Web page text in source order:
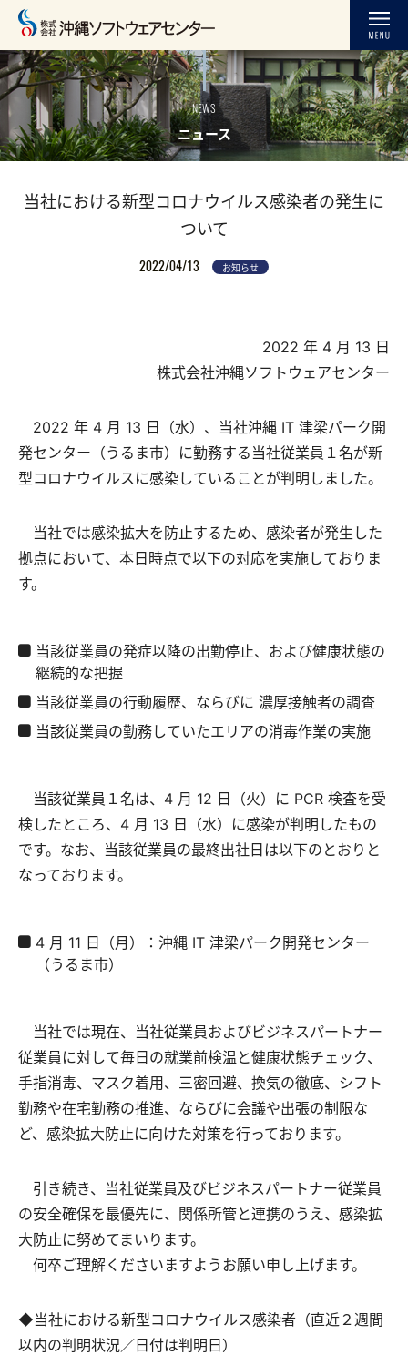
NEWS
ニュース
当社における新型コロナウイルス感染者の発生に
ついて
2022/04/13
お知らせ
2022 年 4 月 13 日
株式会社沖縄ソフトウェアセンター
2022 年 4 月 13 日（水）、当社沖縄 IT 津梁パーク開
発センター（うるま市）に勤務する当社従業員１名が新
型コロナウイルスに感染していることが判明しました。
当社では感染拡大を防止するため、感染者が発生した
拠点において、本日時点で以下の対応を実施しておりま
す。
当該従業員の発症以降の出勤停止、および健康状態の
継続的な把握
当該従業員の行動履歴、ならびに 濃厚接触者の調査
当該従業員の勤務していたエリアの消毒作業の実施
当該従業員１名は、4 月 12 日（火）に PCR 検査を受
検したところ、4 月 13 日（水）に感染が判明したもの
です。なお、当該従業員の最終出社日は以下のとおりと
なっております。
4 月 11 日（月）：沖縄 IT 津梁パーク開発センター
（うるま市）
当社では現在、当社従業員およびビジネスパートナー
従業員に対して毎日の就業前検温と健康状態チェック、
手指消毒、マスク着用、三密回避、換気の徹底、シフト
勤務や在宅勤務の推進、ならびに会議や出張の制限な
ど、感染拡大防止に向けた対策を行っております。
引き続き、当社従業員及びビジネスパートナー従業員
の安全確保を最優先に、関係所管と連携のうえ、感染拡
大防止に努めてまいります。
何卒ご理解くださいますようお願い申し上げます。
◆当社における新型コロナウイルス感染者（直近２週間
以内の判明状況／日付は判明日）